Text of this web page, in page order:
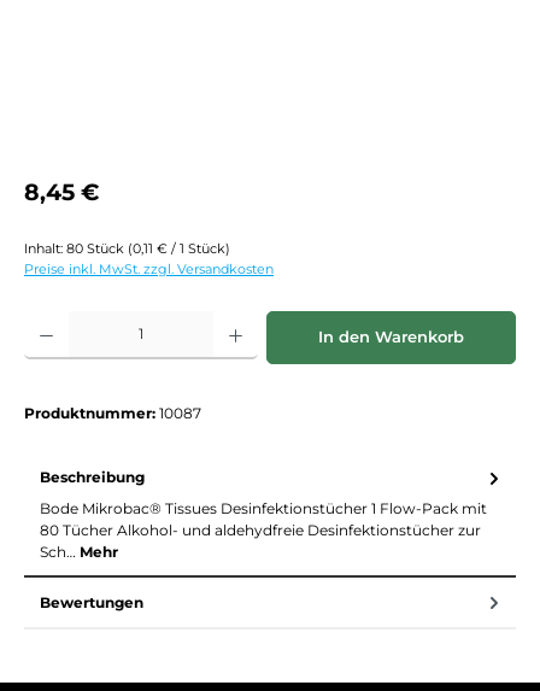
Regulärer Preis:
8,45 €
Inhalt: 80 Stück (0,11 € / 1 Stück)
Preise inkl. MwSt. zzgl. Versandkosten
Produkt Anzahl: Gib den gewünschten Wert ein oder benutze die
In den Warenkorb
Produktnummer: 10087
Beschreibung
Bode Mikrobac® Tissues Desinfektionstücher 1 Flow-Pack mit
80 Tücher Alkohol- und aldehydfreie Desinfektionstücher zur
Sch… Mehr
Bewertungen